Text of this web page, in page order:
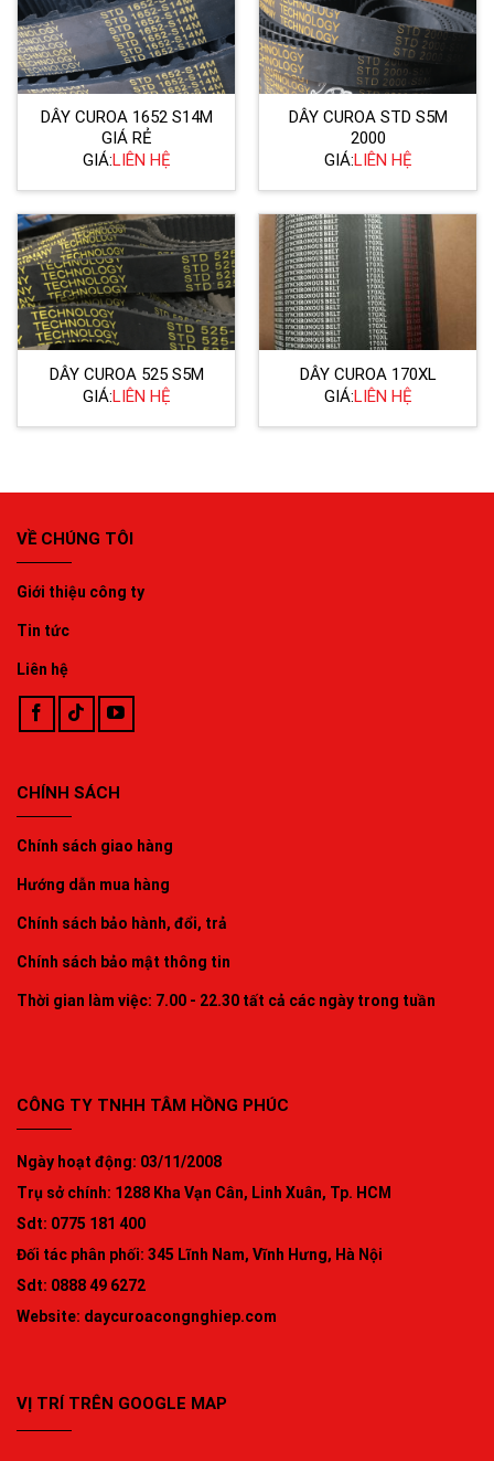
DÂY CUROA 1652 S14M
GIÁ RẺ
GIÁ:LIÊN HỆ
DÂY CUROA STD S5M
2000
GIÁ:LIÊN HỆ
DÂY CUROA 525 S5M
GIÁ:LIÊN HỆ
DÂY CUROA 170XL
GIÁ:LIÊN HỆ
CÔNG TY TNHH TÂM HỒNG PHÚC
Ngày hoạt động: 03/11/2008
Trụ sở chính: 1288 Kha Vạn Cân, Linh Xuân, Tp. HCM
Sdt: 0775 181 400
Đối tác phân phối: 345 Lĩnh Nam, Vĩnh Hưng, Hà Nội
Sdt: 0888 49 6272
Website: daycuroacongnghiep.com
VỀ CHÚNG TÔI
Giới thiệu công ty
Tin tức
Liên hệ
CHÍNH SÁCH
Chính sách giao hàng
Hướng dẫn mua hàng
Chính sách bảo hành, đổi, trả
Chính sách bảo mật thông tin
Thời gian làm việc: 7.00 - 22.30 tất cả các ngày trong tuần
VỊ TRÍ TRÊN GOOGLE MAP